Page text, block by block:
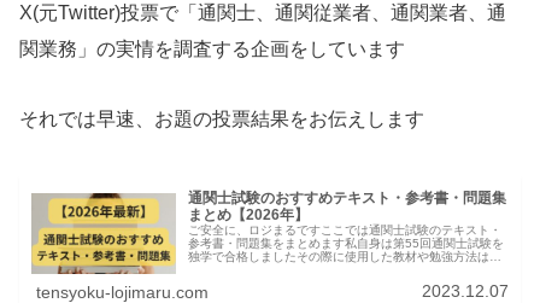
X(元Twitter)投票で「通関士、通関従業者、通関業者、通
関業務」の実情を調査する企画をしています
それでは早速、お題の投票結果をお伝えします
通関士試験のおすすめテキスト・参考書・問題集
まとめ【2026年】
ご安全に、ロジまるですここでは通関士試験のテキスト・
参考書・問題集をまとめます私自身は第55回通関士試験を
独学で合格しましたその際に使用した教材や勉強方法は下
tensyoku-lojimaru.com 2023.12.07